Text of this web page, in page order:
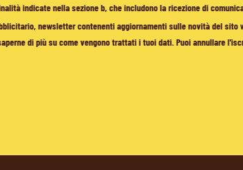
indicate nella sezione b, che includono la ricezione di
newsletter contenenti aggiornamenti sulle novità del
di più su come vengono trattati i tuoi dati. Puoi annullare